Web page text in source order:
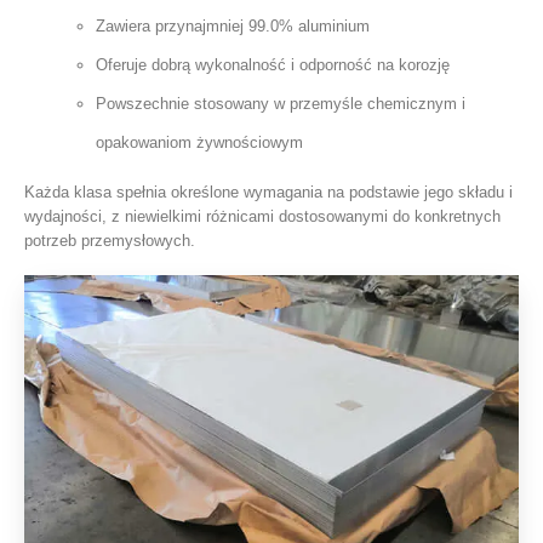
Zawiera przynajmniej 99.0% aluminium
Oferuje dobrą wykonalność i odporność na korozję
Powszechnie stosowany w przemyśle chemicznym i
opakowaniom żywnościowym
Każda klasa spełnia określone wymagania na podstawie jego składu i
wydajności, z niewielkimi różnicami dostosowanymi do konkretnych
potrzeb przemysłowych.